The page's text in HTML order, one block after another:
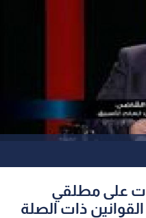
على مطلقي
القوانين ذات الصلة